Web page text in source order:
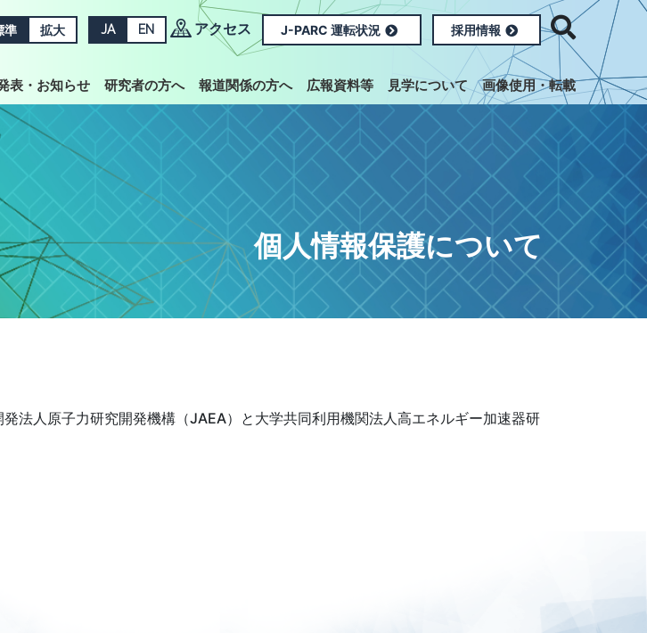
準 拡大 JA EN アクセス J-PARC 運転状況 採用情報
表・お知らせ 研究者の方へ 報道関係の方へ 広報資料等 見学について 画像使用・転載
個人情報保護について
法人原子力研究開発機構（JAEA）と大学共同利用機関法人高エネルギー加速器研